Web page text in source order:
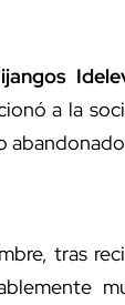
a la
tras